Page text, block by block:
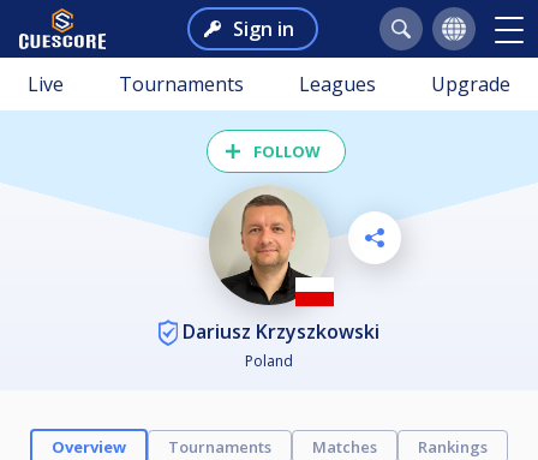
Sign in
Live Tournaments Leagues Upgrade
FOLLOW
Dariusz Krzyszkowski
Poland
Overview Tournaments Matches
Rankings